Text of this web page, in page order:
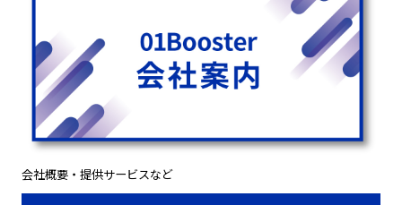
会社概要・提供サービスなど